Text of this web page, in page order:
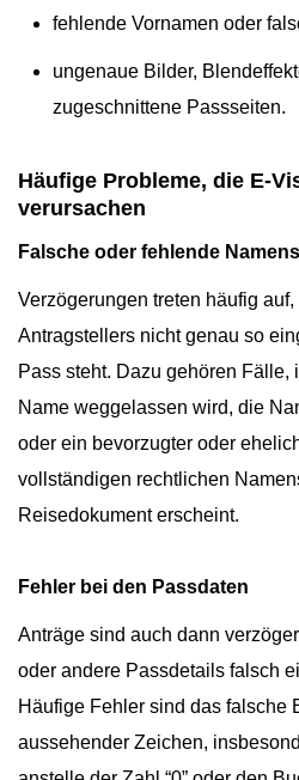
fehlende Vornamen oder
ungenaue Bilder,
zugeschnittene Passseiten.
Häufige Probleme, die E-
verursachen
Falsche oder fehlende
Verzögerungen treten häufig
Antragstellers nicht genau so
Pass steht. Dazu gehören Fälle,
Name weggelassen wird, die
oder ein bevorzugter oder
vollständigen rechtlichen
Reisedokument erscheint.
Fehler bei den Passdaten
Anträge sind auch dann
oder andere Passdetails falsch
Häufige Fehler sind das falsche
aussehender Zeichen,